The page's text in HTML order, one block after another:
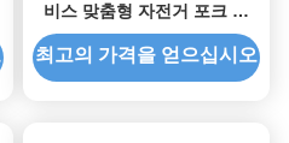
비스 맞춤형 자전거 포크 톱
캡
최고의 가격을 얻으십시오